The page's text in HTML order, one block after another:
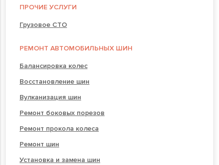
ПРОЧИЕ УСЛУГИ
Грузовое СТО
РЕМОНТ АВТОМОБИЛЬНЫХ ШИН
Балансировка колес
Восстановление шин
Вулканизация шин
Ремонт боковых порезов
Ремонт прокола колеса
Ремонт шин
Установка и замена шин